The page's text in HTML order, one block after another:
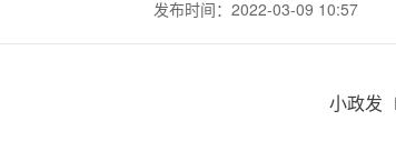
发布时间：2022-03-09 10:57
小政发